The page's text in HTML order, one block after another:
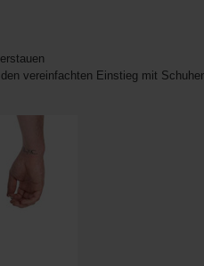
vereinfachten Einstieg mit